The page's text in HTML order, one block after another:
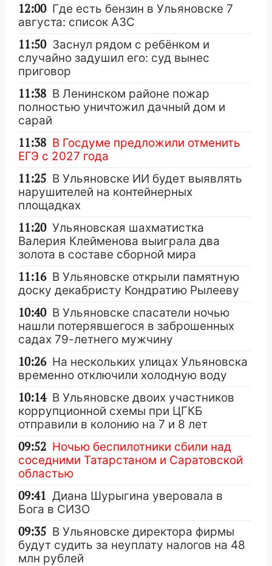
12:00 Где есть бензин в Ульяновске 7
августа: список АЗС
11:50 Заснул рядом с ребёнком и
случайно задушил его: суд вынес
приговор
11:38 В Ленинском районе пожар
полностью уничтожил дачный дом и
сарай
11:38 В Госдуме предложили отменить
ЕГЭ с 2027 года
11:25 В Ульяновске ИИ будет выявлять
нарушителей на контейнерных
площадках
11:20 Ульяновская шахматистка
Валерия Клейменова выиграла два
золота в составе сборной мира
11:16 В Ульяновске открыли памятную
доску декабристу Кондратию Рылееву
10:40 В Ульяновске спасатели ночью
нашли потерявшегося в заброшенных
садах 79-летнего мужчину
10:26 На нескольких улицах Ульяновска
временно отключили холодную воду
10:14 В Ульяновске двоих участников
коррупционной схемы при ЦГКБ
отправили в колонию на 7 и 8 лет
09:52 Ночью беспилотники сбили над
соседними Татарстаном и Саратовской
областью
09:41 Диана Шурыгина уверовала в
Бога в СИЗО
09:35 В Ульяновске директора фирмы
будут судить за неуплату налогов на 48
млн рублей